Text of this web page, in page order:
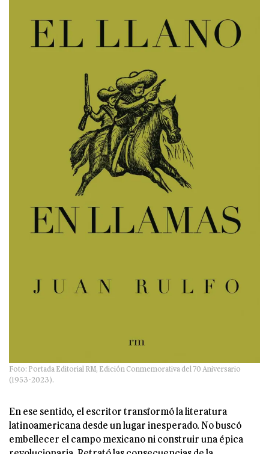
Foto: Portada Editorial RM, Edición Conmemorativa del 70 Aniversario
(1953-2023).
En ese sentido, el escritor transformó la literatura
latinoamericana desde un lugar inesperado. No buscó
embellecer el campo mexicano ni construir una épica